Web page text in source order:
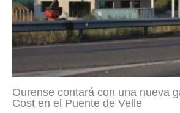
Ourense contará con una nueva
Cost en el Puente de Velle